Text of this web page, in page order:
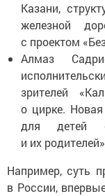
Казани,
железной
с проектом
Алмаз
зрителей
о цирке.
для детей
и их
Например, суть
в России,